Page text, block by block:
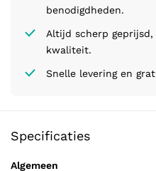
benodigdheden.
Altijd scherp geprijsd,
kwaliteit.
Snelle levering en
Specificaties
Algemeen